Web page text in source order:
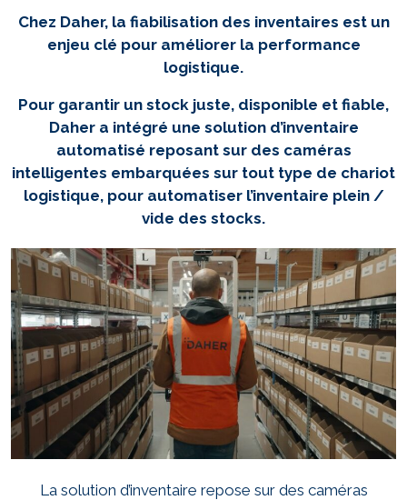
Chez Daher, la fiabilisation des inventaires est un
enjeu clé pour améliorer la performance
logistique.
Pour garantir un stock juste, disponible et fiable,
Daher a intégré une solution d’inventaire
automatisé reposant sur des caméras
intelligentes embarquées sur tout type de chariot
logistique, pour automatiser l’inventaire plein /
vide des stocks.
La solution d’inventaire repose sur des caméras